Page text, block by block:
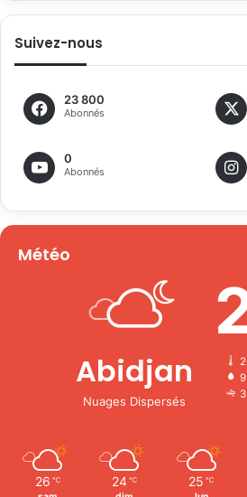
Suivez-nous
23 800
Abonnés
0
Abonnés
Météo
Abidjan
Nuages Dispersés
26 ℃ 24 ℃ 25 ℃